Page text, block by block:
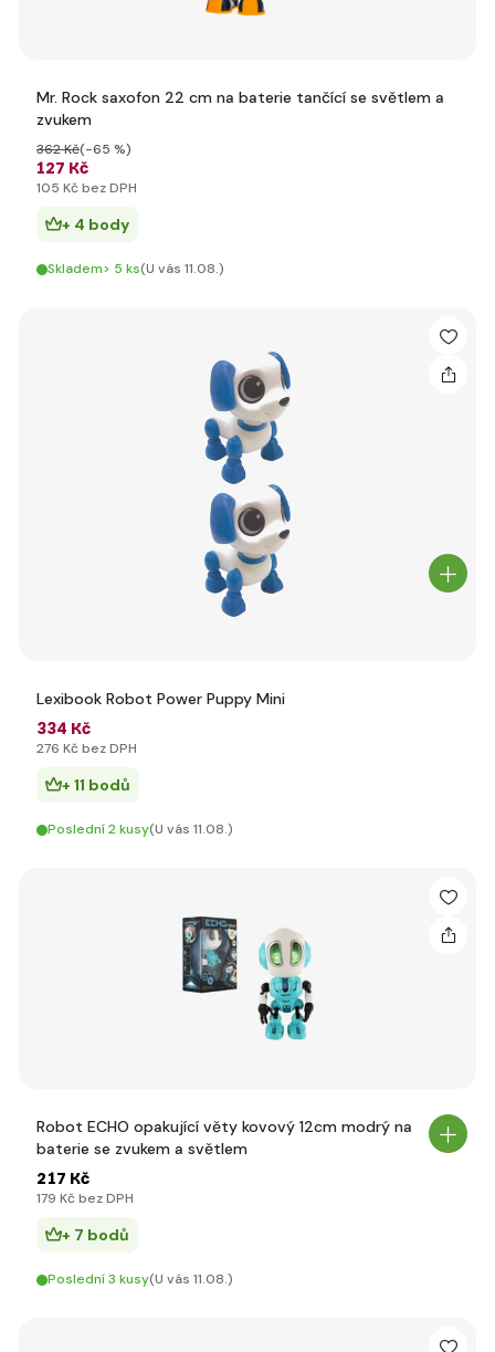
Mr. Rock saxofon 22 cm na baterie tančící se světlem a
zvukem
127 Kč
362 Kč(-65 %)
105 Kč bez DPH
+ 4 body
Skladem> 5 ks(U vás 11.08.)
Lexibook Robot Power Puppy Mini
334 Kč
276 Kč bez DPH
+ 11 bodů
Poslední 2 kusy(U vás 11.08.)
Robot ECHO opakující věty kovový 12cm modrý na
baterie se zvukem a světlem
217 Kč
179 Kč bez DPH
+ 7 bodů
Poslední 3 kusy(U vás 11.08.)